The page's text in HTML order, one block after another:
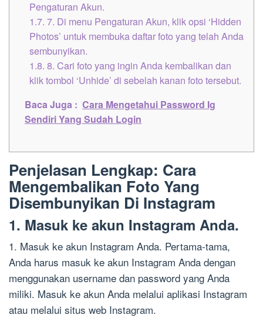
Pengaturan Akun.
1.7. 7. Di menu Pengaturan Akun, klik opsi ‘Hidden
Photos’ untuk membuka daftar foto yang telah Anda
sembunyikan.
1.8. 8. Cari foto yang ingin Anda kembalikan dan
klik tombol ‘Unhide’ di sebelah kanan foto tersebut.
Baca Juga : Cara Mengetahui Password Ig
Sendiri Yang Sudah Login
Penjelasan Lengkap: Cara
Mengembalikan Foto Yang
Disembunyikan Di Instagram
1. Masuk ke akun Instagram Anda.
1. Masuk ke akun Instagram Anda. Pertama-tama,
Anda harus masuk ke akun Instagram Anda dengan
menggunakan username dan password yang Anda
miliki. Masuk ke akun Anda melalui aplikasi Instagram
atau melalui situs web Instagram.